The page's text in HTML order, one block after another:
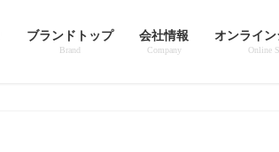
ブランドトップ
Brand
会社情報
Company
オンライ
Online